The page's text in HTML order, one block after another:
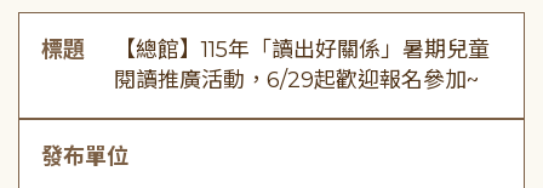
標題
【總館】115年「讀出好關係」暑期兒童
閱讀推廣活動，6/29起歡迎報名參加~
發布單位